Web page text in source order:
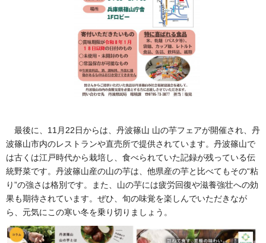
最後に、11月22日からは、丹波篠山 山の芋フェアが開催され、丹
波篠山市内のレストランや直売所で提供されています。丹波篠山で
は古くは江戸時代から栽培し、食べられていた記録が残っている伝
統野菜です。丹波篠山産の山の芋は、他県産の芋と比べてもその“粘
り”の強さは格別です。また、山の芋には疲労回復や滋養強壮への効
果も期待されています。ぜひ、旬の味覚を楽しんでいただきなが
ら、元気にこの寒い冬を乗り切りましょう。